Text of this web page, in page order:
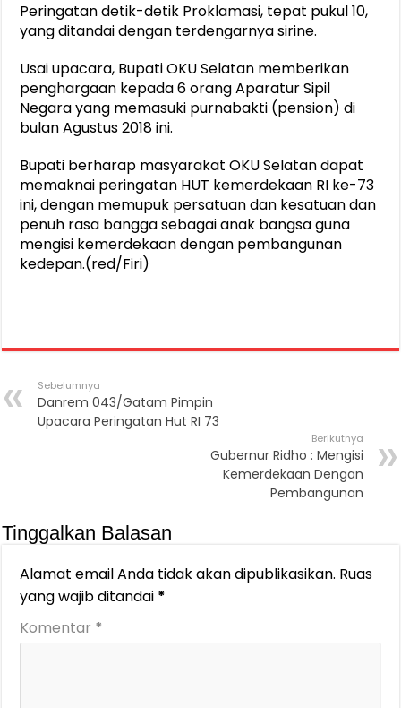
Peringatan detik-detik Proklamasi, tepat pukul 10,
yang ditandai dengan terdengarnya sirine.
Usai upacara, Bupati OKU Selatan memberikan
penghargaan kepada 6 orang Aparatur Sipil
Negara yang memasuki purnabakti (pension) di
bulan Agustus 2018 ini.
Bupati berharap masyarakat OKU Selatan dapat
memaknai peringatan HUT kemerdekaan RI ke-73
ini, dengan memupuk persatuan dan kesatuan dan
penuh rasa bangga sebagai anak bangsa guna
mengisi kemerdekaan dengan pembangunan
kedepan.(red/Firi)
Sebelumnya
Danrem 043/Gatam Pimpin
Upacara Peringatan Hut RI 73
Berikutnya
Gubernur Ridho : Mengisi
Kemerdekaan Dengan
Pembangunan
Tinggalkan Balasan
Alamat email Anda tidak akan dipublikasikan. Ruas
yang wajib ditandai *
Komentar *